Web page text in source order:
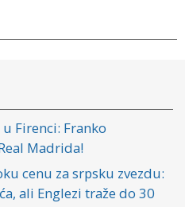
Firenci: Franko
Madrida!
cenu za srpsku zvezdu:
ali Englezi traže do 30